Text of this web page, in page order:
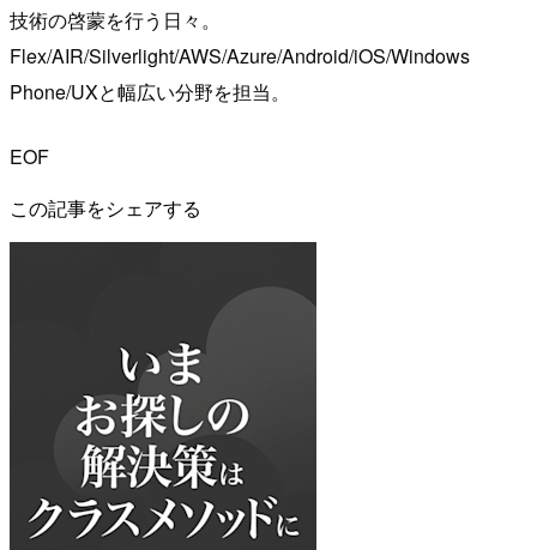
技術の啓蒙を行う日々。
Flex/AIR/Silverlight/AWS/Azure/Android/iOS/Windows
Phone/UXと幅広い分野を担当。
EOF
この記事をシェアする